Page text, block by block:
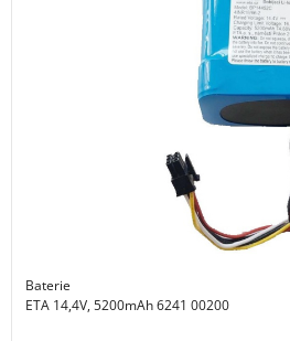
Baterie
ETA 14,4V, 5200mAh 6241 00200